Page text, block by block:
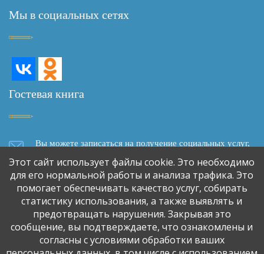
Мы в социальных сетях
Гостевая книга
Вы можете записаться на получение социальных услуг,
задать вопрос, написать отзыв о качестве социального
обслуживания, сделать предложение о сотрудничестве,
используя форму обратной связи
Обратная связь
Этот сайт использует файлы cookie. Это необходимо
для его нормальной работы и анализа трафика. Это
помогает обеспечивать качество услуг, собирать
статистику использования, а также выявлять и
предотвращать нарушения. Закрывая это
сообщение, вы подтверждаете, что ознакомлены и
согласны с условиями обработки ваших